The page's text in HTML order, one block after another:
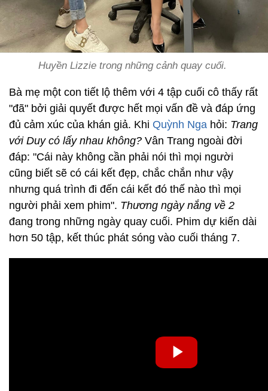
Huyền Lizzie trong những cảnh quay cuối.
Bà mẹ một con tiết lộ thêm với 4 tập cuối cô thấy rất
"đã" bởi giải quyết được hết mọi vấn đề và đáp ứng
đủ cảm xúc của khán giả. Khi Quỳnh Nga hỏi: Trang
với Duy có lấy nhau không? Vân Trang ngoài đời
đáp: "Cái này không cần phải nói thì mọi người
cũng biết sẽ có cái kết đẹp, chắc chắn như vậy
nhưng quá trình đi đến cái kết đó thế nào thì mọi
người phải xem phim". Thương ngày nắng về 2
đang trong những ngày quay cuối. Phim dự kiến dài
hơn 50 tập, kết thúc phát sóng vào cuối tháng 7.